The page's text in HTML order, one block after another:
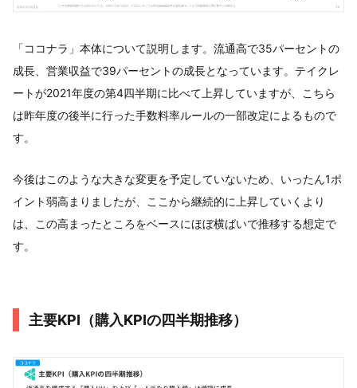
「ココナラ」本体について説明します。流通高で35パーセントの
成長、営業収益で39パーセントの成長となっています。テイクレ
ートが2021年度の第4四半期に比べて上昇していますが、こちら
は昨年度の後半に行った手数料率ルールの一部改定によるもので
す。
今後はこのような大きな変更を予定していないため、いったん1ポ
イント弱高まりましたが、ここから継続的に上昇していくより
は、この高まったところをベースにほぼ横ばいで推移する想定で
す。
主要KPI（購入KPIの四半期推移）